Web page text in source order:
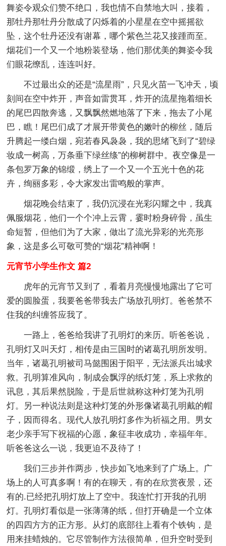
舞姿令观众们赞不绝口，我也情不自禁地大叫，接着，
那牡丹那牡丹分散成了闪烁着的小星星在空中摇摇欲
坠，这个牡丹还没有谢幕，哪个紫色兰花又接踵而至。
烟花们一个又一个地粉装登场，他们那优美的舞姿令我
们眼花缭乱，连连叫好。
不过最出众的还是“流星雨”，只见火苗一飞冲天，顷
刻间在空中炸开，声音如雷贯耳，炸开的流星拖着细长
的尾巴四散奔逃，又飘飘然燃地落了下来，拖去了小尾
巴，瞧！尾巴们成了才展开带黄色的嫩叶的柳丝，随后
升腾起一缕白烟，宛若春风袅袅，我的思绪飞到了“碧绿
妆成一树高，万条垂下绿丝绦”的柳树群中。夜空像是一
条包罗万象的锦缎，绣上了一个又一个五光十色的花
卉，绚丽多彩，令大家发出雷鸣般的掌声。
烟花晚会结束了，我仍沉浸在光彩闪耀之中，我真
佩服烟花，他们一个个冲上云霄，霎时粉身碎骨，虽生
命短暂，但他们为了大家，做出了流光异彩的光亮形
象，这是多么可敬可赞的“烟花”精神啊！
元宵节小学生作文 篇2
虎年的元宵节又到了，看着月亮慢慢地露出了它可
爱的圆脸蛋，我要爸爸带我去广场放孔明灯。爸爸禁不
住我的纠缠答应我了。
一路上，爸爸给我讲了孔明灯的来历。听爸爸说，
孔明灯又叫天灯，相传是由三国时的诸葛孔明所发明。
当年，诸葛孔明被司马懿围困于阳平，无法派兵出城求
救。孔明算准风向，制成会飘浮的纸灯笼，系上求救的
讯息，其后果然脱险，于是后世就称这种灯笼为孔明
灯。另一种说法则是这种灯笼的外形像诸葛孔明戴的帽
子，因而得名。现代人放孔明灯多作为祈福之用。男女
老少亲手写下祝福的心愿，象征丰收成功，幸福年年。
听爸爸这么一说，我更迫不及待了！
我们三步并作两步，快步如飞地来到了广场上。广
场上的人可真多啊！有的在聊天，有的在欣赏夜景，还
有的.已经把孔明灯放上了空中。我连忙打开我的孔明
灯。孔明灯看似是一张薄薄的纸，但打开确是一个立体
的四四方方的正方形。从灯的底部往上看有个铁钩，是
用来挂蜡烛的。它尽管制作方法很简单，但升空时受到